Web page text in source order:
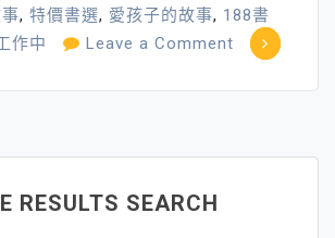
, 特價書選, 愛孩子的故事, 188書
作中 Leave a Comment on
共
RESULTS SEARCH